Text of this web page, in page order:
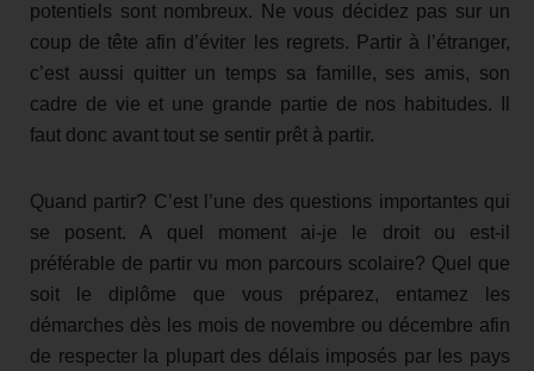
potentiels sont nombreux. Ne vous décidez pas sur un
coup de tête afin d’éviter les regrets. Partir à l’étranger,
c’est aussi quitter un temps sa famille, ses amis, son
cadre de vie et une grande partie de nos habitudes. Il
faut donc avant tout se sentir prêt à partir.
Quand partir? C’est l’une des questions importantes qui
se posent. A quel moment ai-je le droit ou est-il
préférable de partir vu mon parcours scolaire? Quel que
soit le diplôme que vous préparez, entamez les
démarches dès les mois de novembre ou décembre afin
de respecter la plupart des délais imposés par les pays